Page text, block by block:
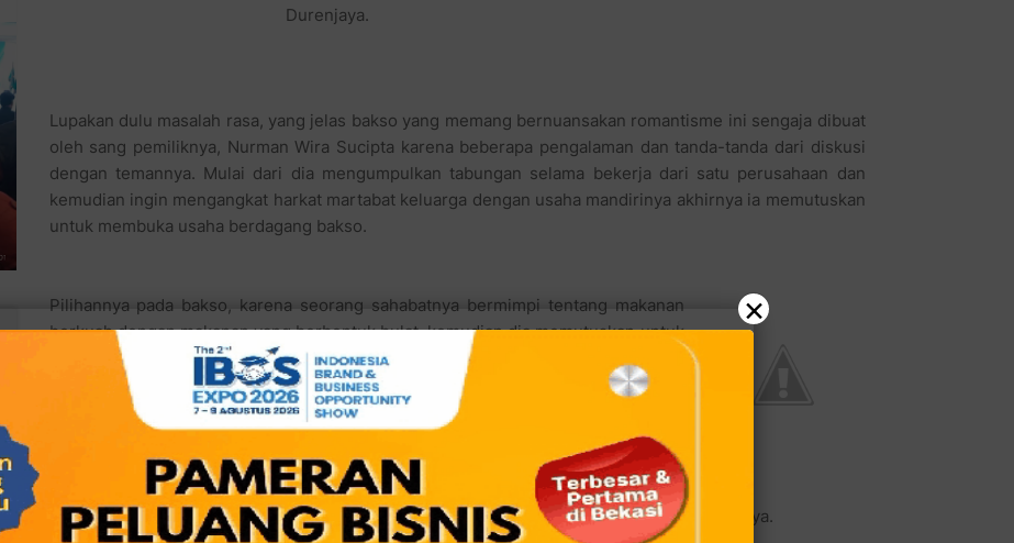
Durenjaya.
Lupakan dulu masalah rasa, yang jelas bakso yang memang bernuansakan romantisme ini sengaja dibuat
oleh sang pemiliknya, Nurman Wira Sucipta karena beberapa pengalaman dan tanda-tanda dari diskusi
dengan temannya. Mulai dari dia mengumpulkan tabungan selama bekerja dari satu perusahaan dan
kemudian ingin mengangkat harkat martabat keluarga dengan usaha mandirinya akhirnya ia memutuskan
untuk membuka usaha berdagang bakso.
Pilihannya pada bakso, karena seorang sahabatnya bermimpi tentang makanan
berkuah dengan makanan yang berbentuk bulat, kemudian dia memutuskan untuk
berdagang bakso. Namun apalah artinya berdagang tanpa bisa merebut perhatian
calon pelanggannya, karena demikian banyaknya penjual bakso mulai dari yang
dijajakan keliling hingga yang warungan sampai kelas rumah makan besar.
Kebetulan sekali, Nurman baru saja mengalami cinta bertepuk sebelah tangan,
dan justru pengalaman menyedihkan itu jadi sumber inspirasinya untuk memberi
nama usahanya dengan nama Bakso Cinta. Hmmmm, alih-alih melupakan cintanya
yang karam, malah jadi berkah usahanya yang menambah perhatian para calon pelanggannya.
×